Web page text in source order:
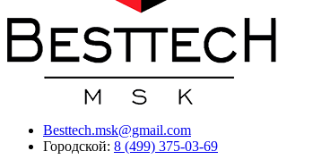
Besttech.msk@gmail.com
Городской: 8 (499) 375-03-69